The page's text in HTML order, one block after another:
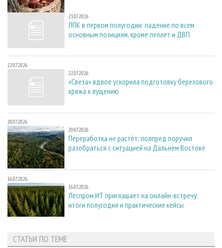
23.07.2026
23.07.2026
ЛПК в первом полугодии: падение по всем
основным позициям, кроме пеллет и ДВП
22.07.2026
22.07.2026
«Свеза» вдвое ускорила подготовку березового
кряжа к лущению
20.07.2026
20.07.2026
Переработка не растёт: полпред поручил
разобраться с ситуацией на Дальнем Востоке
16.07.2026
16.07.2026
Леспром.ИТ приглашает на онлайн-встречу:
итоги полугодия и практические кейсы
СТАТЬИ ПО ТЕМЕ